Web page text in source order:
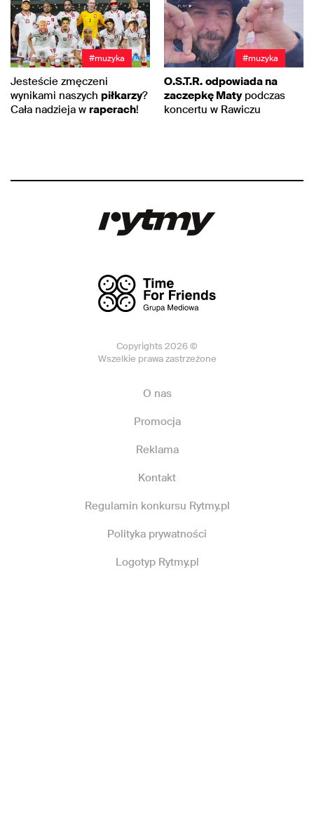
#muzyka
Jesteście zmęczeni
wynikami naszych piłkarzy?
Cała nadzieja w raperach!
#muzyka
O.S.T.R. odpowiada na
zaczepkę Matypodczas
koncertu w Rawiczu
Copyrights 2026 ©
Wszelkie prawa zastrzeżone
O nas
Promocja
Reklama
Kontakt
Regulamin konkursu Rytmy.pl
Polityka prywatności
Logotyp Rytmy.pl